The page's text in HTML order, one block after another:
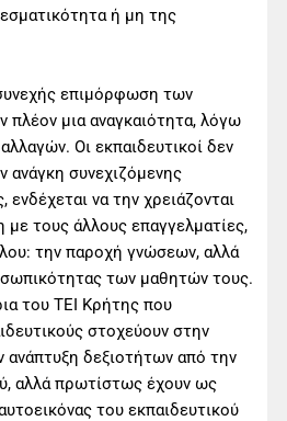
ή μη της
επιμόρφωση των
πλέον μια αναγκαιότητα, λόγω
Οι εκπαιδευτικοί δεν
ανάγκη συνεχιζόμενης
να την χρειάζονται
τους άλλους επαγγελματίες,
την παροχή γνώσεων, αλλά
των μαθητών τους.
του ΤΕΙ Κρήτης που
στοχεύουν στην
δεξιοτήτων από την
αλλά πρωτίστως έχουν ως
του εκπαιδευτικού